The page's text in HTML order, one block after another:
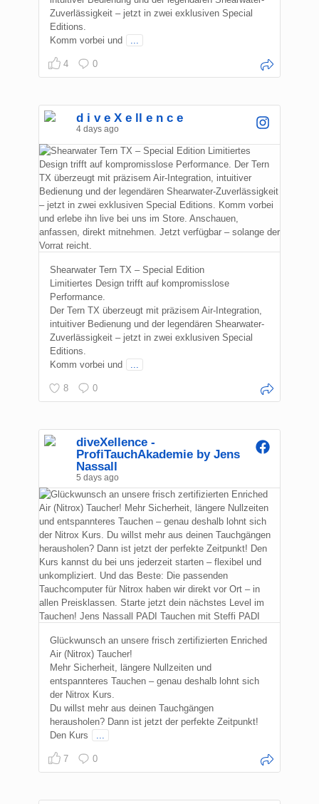
Zuverlässigkeit – jetzt in zwei exklusiven Special
Editions.
Komm vorbei und
4 0
d i v e X e ll e n c e
4 days ago
Shearwater Tern TX – Special Edition
Limitiertes Design trifft auf kompromisslose
Performance.
Der Tern TX überzeugt mit präzisem Air-Integration,
intuitiver Bedienung und der legendären Shearwater-
Zuverlässigkeit – jetzt in zwei exklusiven Special
Editions.
Komm vorbei und
8 0
diveXellence -
ProfiTauchAkademie by Jens
Nassall
5 days ago
Glückwunsch an unsere frisch zertifizierten Enriched
Air (Nitrox) Taucher!
Mehr Sicherheit, längere Nullzeiten und
entspannteres Tauchen – genau deshalb lohnt sich
der Nitrox Kurs.
Du willst mehr aus deinen Tauchgängen
herausholen? Dann ist jetzt der perfekte Zeitpunkt!
Den Kurs
7 0